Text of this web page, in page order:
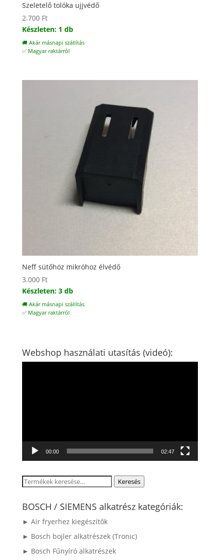
Szeletelő tolóka ujjvédő
2.700 Ft
Készleten: 1 db
🚚 Akár másnapi szállítás
✅ Magyar raktárról
Neff sütőhöz mikróhoz élvédő
3.000 Ft
Készleten: 3 db
🚚 Akár másnapi szállítás
✅ Magyar raktárról
Webshop használati utasítás (videó):
00:00 02:47
Keresés
következőre:
Keresés
BOSCH / SIEMENS alkatrész kategóriák:
► Air fryerhez kiegészítők
► Bosch bojler alkatrészek (Tronic)
► Bosch Fűnyíró alkatrészek